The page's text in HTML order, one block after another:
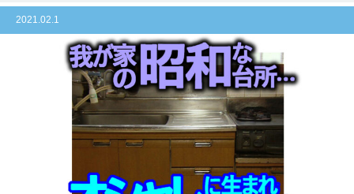
2021.02.1